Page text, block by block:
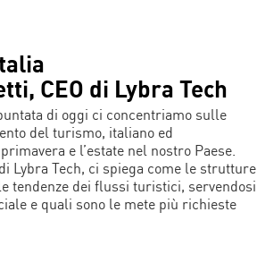
CEO di Lybra Tech
di oggi ci concentriamo sulle
del turismo, italiano ed
e l’estate nel nostro Paese.
Lybra Tech, ci spiega come le strutture
tendenze dei flussi turistici, servendosi
e quali sono le mete più richieste